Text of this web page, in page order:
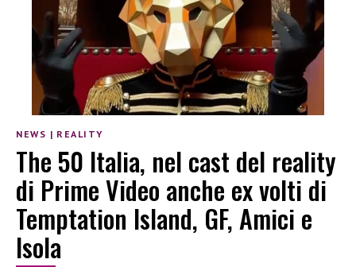
NEWS | REALITY
The 50 Italia, nel cast del reality
di Prime Video anche ex volti di
Temptation Island, GF, Amici e
Isola